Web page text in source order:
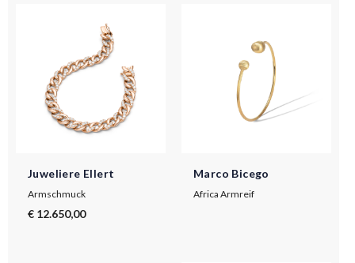
Juweliere Ellert
Armschmuck
€ 12.650,00
Marco Bicego
Africa Armreif